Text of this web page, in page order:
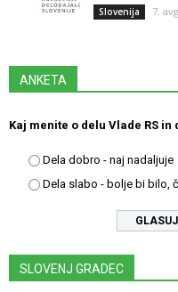
Slovenija 7.
ANKETA
Kaj menite o delu Vlade RS in
Dela dobro - naj nadaljuje
Dela slabo - bolje bi bilo,
SLOVENJ GRADEC